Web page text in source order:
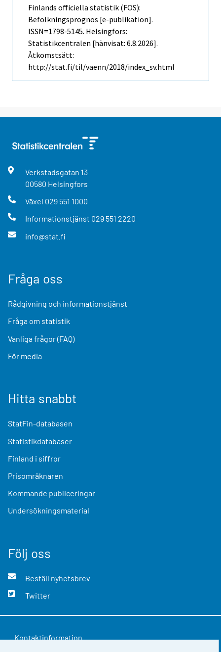
Finlands officiella statistik (FOS):
Befolkningsprognos [e-publikation].
ISSN=1798-5145. Helsingfors:
Statistikcentralen [hänvisat: 6.8.2026].
Åtkomstsätt:
http://stat.fi/til/vaenn/2018/index_sv.html
Verkstadsgatan 13
00580 Helsingfors
Växel 029 551 1000
Informationstjänst 029 551 2220
info@stat.fi
Fråga oss
Rådgivning och informationstjänst
Fråga om statistik
Vanliga frågor (FAQ)
För media
Hitta snabbt
StatFin-databasen
Statistikdatabaser
Finland i siffror
Prisomräknaren
Kommande publiceringar
Undersökningsmaterial
Följ oss
Beställ nyhetsbrev
Twitter
Kontaktinformation